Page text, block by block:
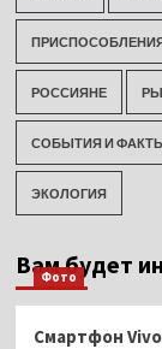
РОССИЯНЕ
СОБЫТИЯ И
ЭКОЛОГИЯ
Вам будет
Фото
Смартфон Vivo